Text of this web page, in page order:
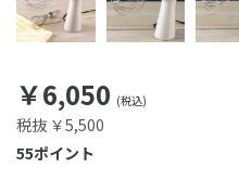
￥6,050
税抜 ￥5,500
ポイント
55